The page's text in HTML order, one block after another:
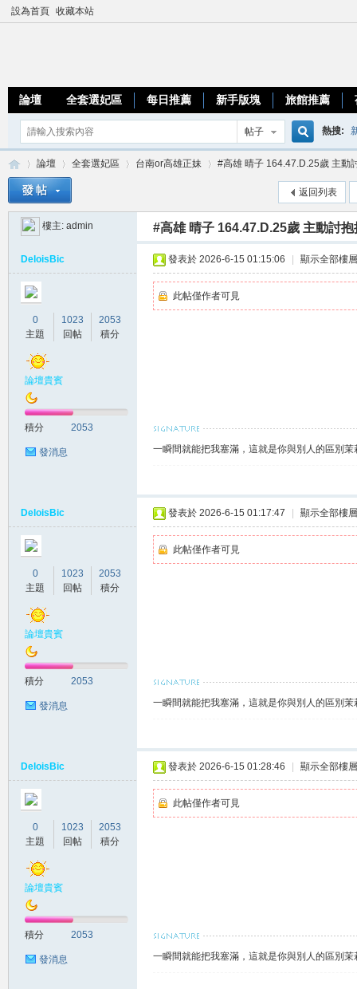
設為首頁 收藏本站
論壇 全套選妃區 每日推薦 新手版塊 旅館推薦
帖子
索
熱搜:
優質台
»
論壇
›
全套選妃區 台南or高雄正妹 #高雄 晴子 164.47.D.25歲 主動
返回列表
樓主: admin #高雄 晴子 164.47.D.25歲 主動討
DeloisBic
0
主題
1023
回帖
2053
積分
論壇貴賓
積分 2053
發消息
發表於 2026-6-15 01:15:06 顯示全部樓層
此帖僅作者可見
一瞬間就能把我塞滿，這就是你與別人的區別茉
DeloisBic
0
主題
1023
回帖
2053
積分
論壇貴賓
積分 2053
發消息
發表於 2026-6-15 01:17:47 顯示全部樓層
此帖僅作者可見
一瞬間就能把我塞滿，這就是你與別人的區別茉
DeloisBic
0
主題
1023
回帖
2053
積分
論壇貴賓
積分 2053
發消息
發表於 2026-6-15 01:28:46 顯示全部樓層
此帖僅作者可見
一瞬間就能把我塞滿，這就是你與別人的區別茉